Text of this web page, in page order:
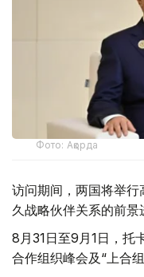
Фото: Ақорда
访问期间，两国将举
久战略伙伴关系的前景
8月31日至9月1日，托
合作组织峰会及“上合组